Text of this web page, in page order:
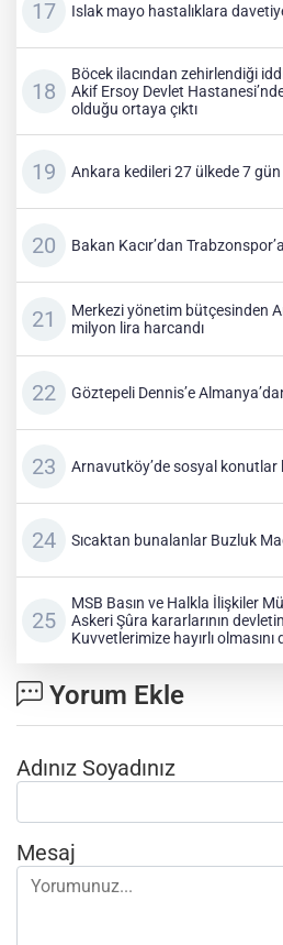
Islak mayo hastalıklara
Böcek ilacından zehirlendiği
Akif Ersoy Devlet
olduğu ortaya çıktı
Ankara kedileri 27 ülkede 7
Bakan Kacır’dan
Merkezi yönetim bütçesinden
milyon lira harcandı
Göztepeli Dennis’e
Arnavutköy’de sosyal konutlar
Sıcaktan bunalanlar Buzluk
MSB Basın ve Halkla İlişkiler
Askeri Şûra kararlarının
Kuvvetlerimize hayırlı olmasını
Yorum Ekle
Adınız Soyadınız
Mesaj